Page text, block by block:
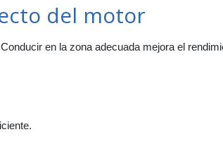
del motor
en la zona adecuada mejora el